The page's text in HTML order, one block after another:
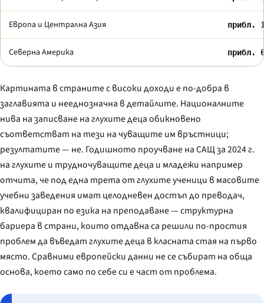
Европа и Централна Азия прибл.
Северна Америка прибл.
Картината в страните с високи доходи е по-добра в
заглавията и нееднозначна в детайлите. Националните
нива на записване на глухите деца обикновено
съответстват на тези на чуващите им връстници;
резултатите — не. Годишното проучване на САЩ за 2024 г.
на глухите и трудночуващите деца и младежи например
отчита, че под една трета от глухите ученици в масовите
учебни заведения имат целодневен достъп до преводач,
квалифициран по езика на преподаване — структурна
бариера в страни, които отдавна са решили по-простия
проблем да въведат глухите деца в класната стая на първо
място. Сравними европейски данни не се събират на обща
основа, което само по себе си е част от проблема.